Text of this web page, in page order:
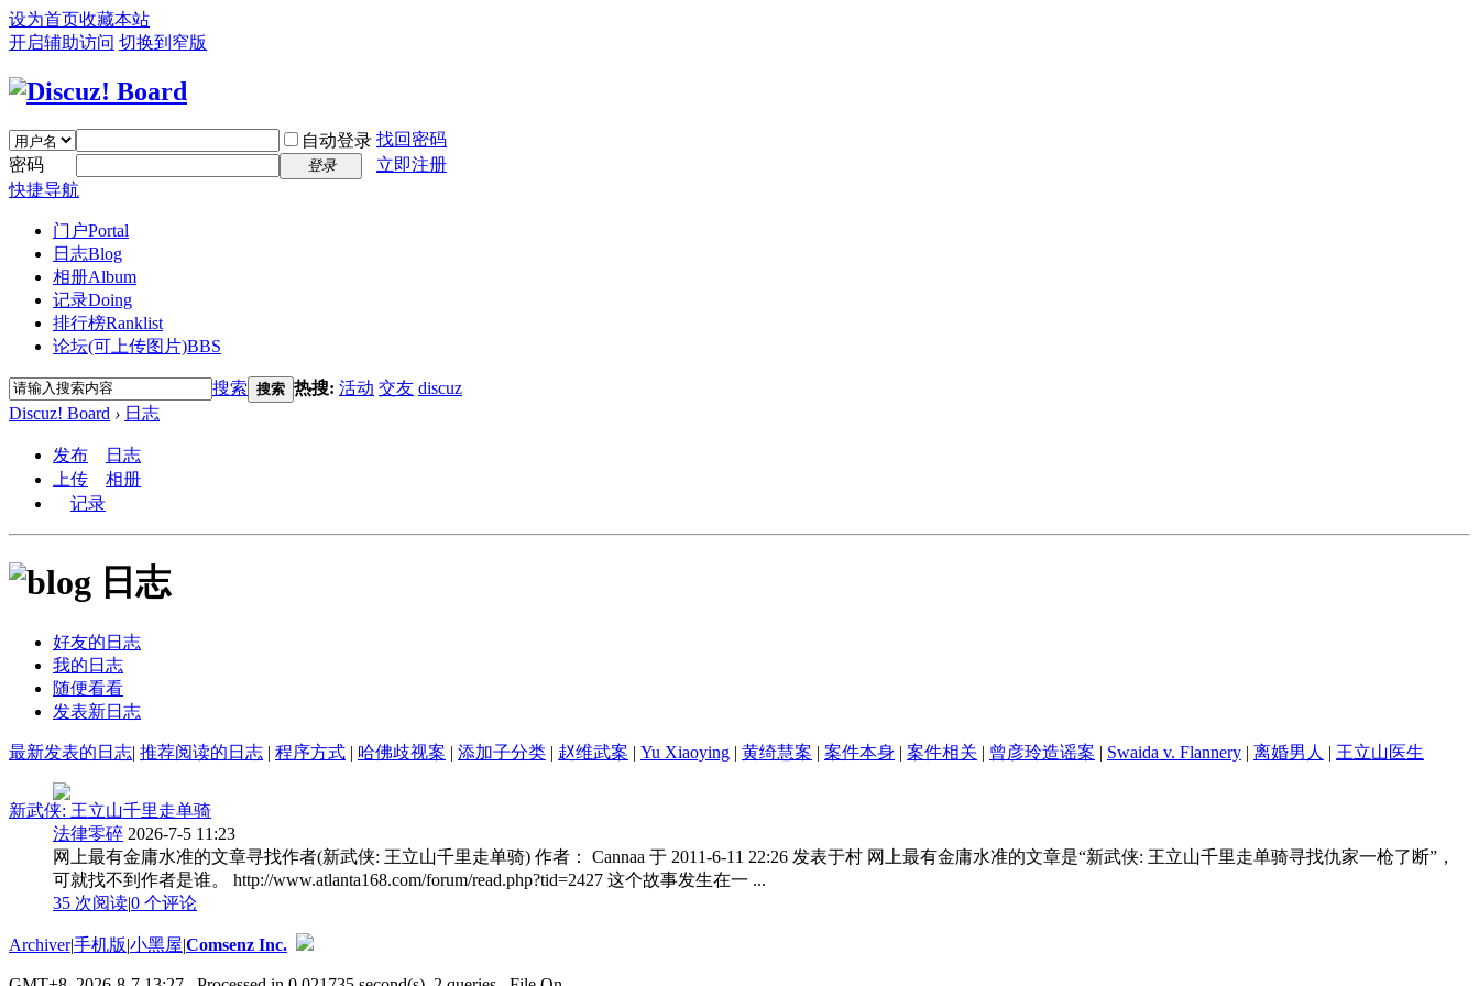
设为首页收藏本站
开启辅助访问 切换到窄版
自动登录 找回密码
密码
登录
立即注册
快捷导航
门户Portal
日志Blog
相册Album
记录Doing
排行榜Ranklist
论坛(可上传图片)BBS
搜索 搜索 热搜: 活动 交友 discuz
Discuz! Board › 日志
发布
日志
上传
相册
记录
日志
好友的日志
我的日志
随便看看
发表新日志
最新发表的日志| 推荐阅读的日志 | 程序方式 | 哈佛歧视案 | 添加子分类 | 赵维武案 | Yu Xiaoying | 黄绮慧案 | 案件本身 | 案件相关 | 曾彦玲造谣案 | Swaida v. Flannery | 离婚男人 | 王立山医生
新武侠: 王立山千里走单骑
法律零碎 2026-7-5 11:23
网上最有金庸水准的文章寻找作者(新武侠: 王立山千里走单骑) 作者： Cannaa 于 2011-6-11 22:26 发表于村 网上最有金庸水准的文章是“新武侠: 王立山千里走单骑寻找仇家一枪了断”，
可就找不到作者是谁。 http://www.atlanta168.com/forum/read.php?tid=2427 这个故事发生在一 ...
35 次阅读|0 个评论
Archiver|手机版|小黑屋|Comsenz Inc.